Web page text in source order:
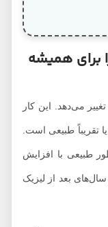
همیشه
می‌دهد. این کار
طبیعی است.
با افزایش
بعد از لیزیک